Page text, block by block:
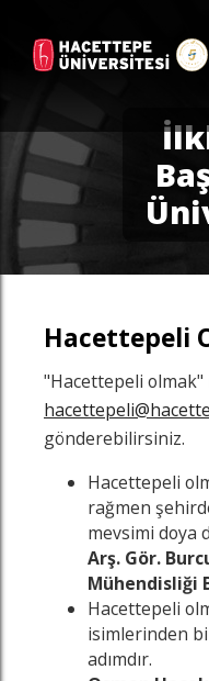
Hacettepeli
"Hacettepeli olmak"
gönderebilirsiniz.
Hacettepeli
rağmen
mevsimi doya
Arş. Gör.
Mühendisliği
Hacettepeli
isimlerinden
adımdır.